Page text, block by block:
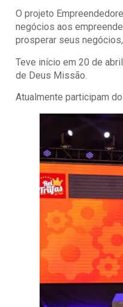
O projeto
negócios aos
prosperar seus
Teve início em 20 de
de Deus Missão.
Atualmente participam